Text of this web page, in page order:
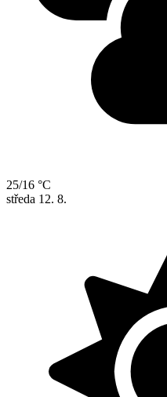
25/16 °C
středa 12. 8.